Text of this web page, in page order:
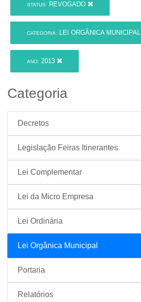
STATUS: REVOGADO
CATEGORIA: LEI ORGÂNICA MUNICIPAL
ANO: 2013
Categoria
Decretos
Legislação Feiras Itinerantes
Lei Complementar
Lei da Micro Empresa
Lei Ordinária
Lei Orgânica Municipal
Portaria
Relatórios